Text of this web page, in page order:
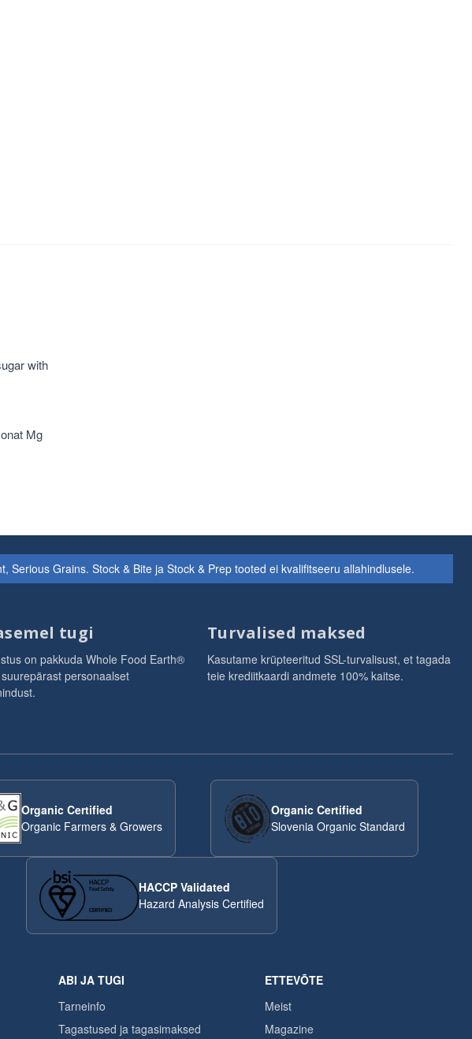
with
Mg
Grains. Stock & Bite ja Stock & Prep tooted ei kvalifitseeru allahindlusele.
tugi
on pakkuda Whole Food Earth®
personaalset
Turvalised maksed
Kasutame krüpteeritud SSL-turvalisust, et tagada
teie krediitkaardi andmete 100% kaitse.
Organic Certified
Organic Farmers & Growers
Organic Certified
Slovenia Organic Standard
HACCP Validated
Hazard Analysis Certified
ABI JA TUGI
Tarneinfo
Tagastused ja tagasimaksed
ETTEVÕTE
Meist
Magazine